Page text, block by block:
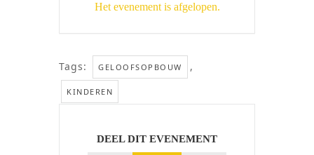
Het evenement is afgelopen.
Tags: GELOOFSOPBOUW ,
KINDEREN
DEEL DIT EVENEMENT